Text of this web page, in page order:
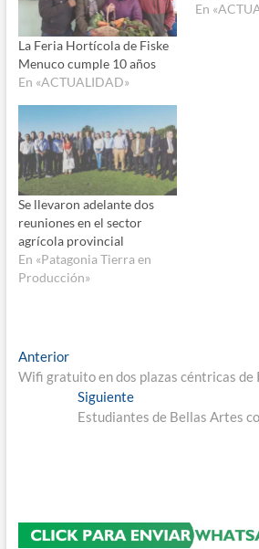
La Feria Hortícola de Fiske
Menuco cumple 10 años
En «ACTUALIDAD»
En
Se llevaron adelante dos
reuniones en el sector
agrícola provincial
En «Patagonia Tierra en
Producción»
Navegación
de
entradas
AnteriorEntrada
anterior:
Wifi gratuito en dos plazas céntricas de
SiguienteEntrada
siguiente:
Estudiantes de Bellas Artes